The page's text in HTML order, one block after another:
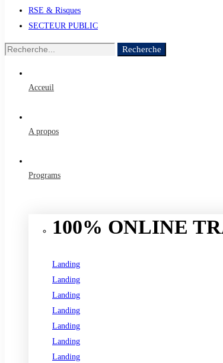
RSE & Risques
SECTEUR PUBLIC
Recherche
Recherche
Acceuil
A propos
Programs
100% ONLINE
Landing
Landing
Landing
Landing
Landing
Landing
Landing